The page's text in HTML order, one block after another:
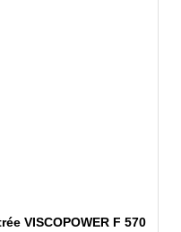
VISCOPOWER F 570